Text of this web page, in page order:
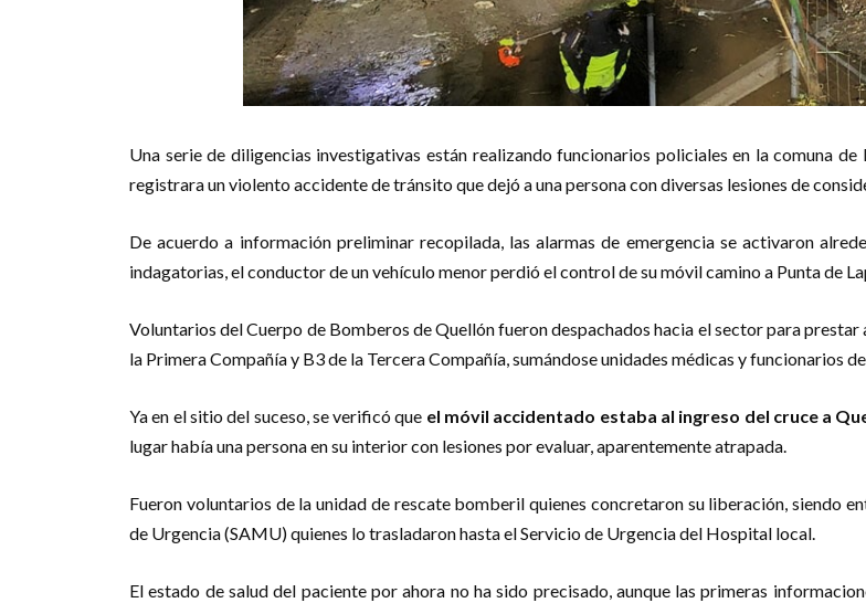
Una serie de diligencias investigativas están realizando funcionarios policiales en la comuna
registrara un violento accidente de tránsito que dejó a una persona con diversas lesiones de
De acuerdo a información preliminar recopilada, las alarmas de emergencia se activaron
indagatorias, el conductor de un vehículo menor perdió el control de su móvil camino a Punta de
Voluntarios del Cuerpo de Bomberos de Quellón fueron despachados hacia el sector para
la Primera Compañía y B3 de la Tercera Compañía, sumándose unidades médicas y funcionarios
Ya en el sitio del suceso, se verificó que el móvil accidentado estaba al ingreso del cruce a
lugar había una persona en su interior con lesiones por evaluar, aparentemente atrapada.
Fueron voluntarios de la unidad de rescate bomberil quienes concretaron su liberación, siendo
de Urgencia (SAMU) quienes lo trasladaron hasta el Servicio de Urgencia del Hospital local.
El estado de salud del paciente por ahora no ha sido precisado, aunque las primeras